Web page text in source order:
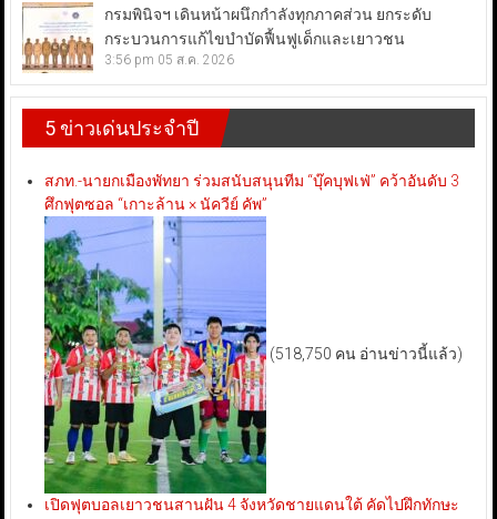
กรมพินิจฯ เดินหน้าผนึกกำลังทุกภาคส่วน ยกระดับ
กระบวนการแก้ไขบำบัดฟื้นฟูเด็กและเยาวชน
3:56 pm 05 ส.ค. 2026
5 ข่าวเด่นประจำปี
สภท.-นายกเมืองพัทยา ร่วมสนับสนุนทีม “บุ๊คบุฟเฟ่” คว้าอันดับ 3
ศึกฟุตซอล “เกาะล้าน × นัควีย์ คัพ”
(518,750 คน อ่านข่าวนี้แล้ว)
เปิดฟุตบอลเยาวชนสานฝัน 4 จังหวัดชายแดนใต้ คัดไปฝึกทักษะ